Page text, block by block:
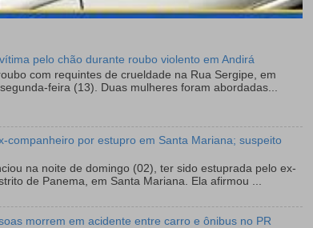
pelo chão durante roubo violento em Andirá
com requintes de crueldade na Rua Sergipe, em
feira (13). Duas mulheres foram abordadas...
companheiro por estupro em Santa Mariana; suspeito
na noite de domingo (02), ter sido estuprada pelo ex-
de Panema, em Santa Mariana. Ela afirmou ...
morrem em acidente entre carro e ônibus no PR